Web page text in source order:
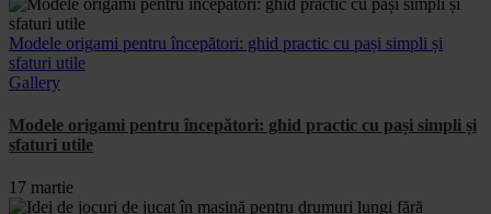
Modele origami pentru începători: ghid practic cu pași simpli și
sfaturi utile
Gallery
Modele origami pentru începători: ghid practic cu pași simpli și
sfaturi utile
17 martie